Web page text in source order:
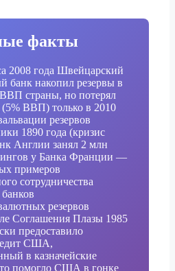
факты
2008 года Швейцарский
банк накопил резервы в
страны, но потерял
ВВП) только в 2010
резервов
1890 года (кризис
Англии занял 2 млн
у Банка Франции —
примеров
сотрудничества
резервов
Соглашения Плазы 1985
предоставило
США,
в казначейские
помогло США в гонке